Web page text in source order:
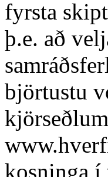
fyrsta
þ.e. að
björtustu
kosninga í